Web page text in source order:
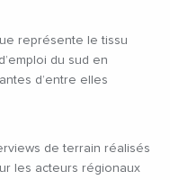
représente le tissu
du sud en
d’entre elles
de terrain réalisés
les acteurs régionaux